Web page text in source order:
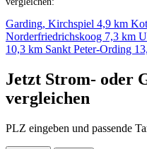
Garding, Kirchspiel 4,9 km
Norderfriedrichskoog 7,3 km
10,3 km Sankt Peter-Ording
Jetzt Strom- oder
vergleichen
PLZ eingeben und passende